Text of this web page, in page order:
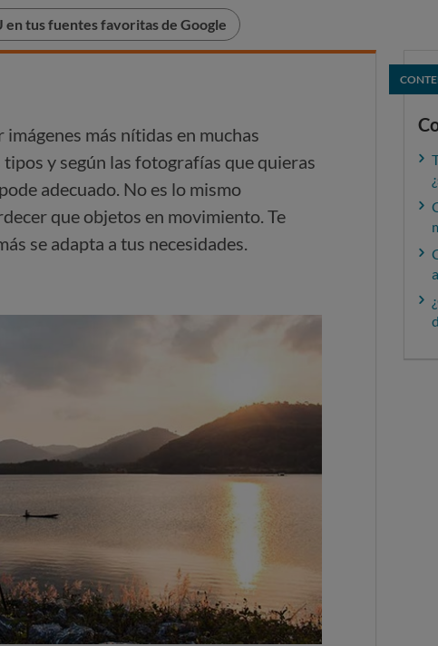
en tus fuentes favoritas de Google
más nítidas en muchas
y según las fotografías que quieras
adecuado. No es lo mismo
que objetos en movimiento. Te
se adapta a tus necesidades.